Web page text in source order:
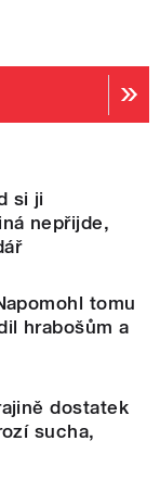
si ji
nepřijde,
tomu
hrabošům a
dostatek
sucha,